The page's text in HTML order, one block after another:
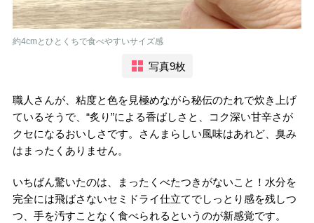
約4cmとひとくちで食べやすいサイズ感
写真9枚
職人さんが、粘度と色を見極めながら秘伝のたれで炊き上げ
ているそうで、“炙り”による香ばしさと、コク深い甘辛さが
クセになるおいしさです。さんまらしい風味はあれど、臭み
はまったくありません。
いちばん驚いたのは、まったくべたつきがないこと！水分を
完全には飛ばさないセミドライ仕立てでしっとり感を残しつ
つ、手を汚すことなく食べられるというのが新感覚です。